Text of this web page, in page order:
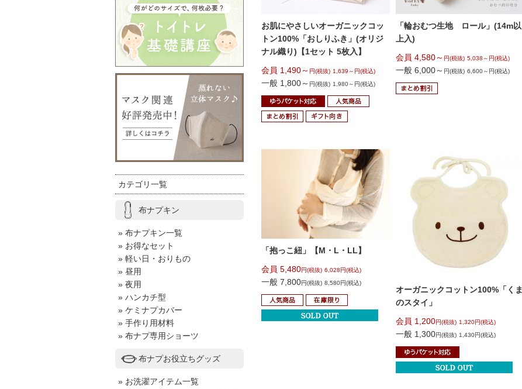
カテゴリ一覧
布ナプキン
» 布ナプキン一覧
» お得なセット
» 軽い日・おりもの
» 昼用
» 夜用
» ハンカチ型
» ケミナプカバー
» 手作り用材料
» 布ナプ専用ショーツ
布ナプお役立ちグッズ
» お洗濯アイテム一覧
お肌にやさしいオーガニックコッ
トン100% 「おしりふき」(オリジ
ナル織り) 【1セット 5枚入】
会員 1,490～ 円(税抜) 1,639～円(税込)
一般 1,800～ 円(税抜) 1,980～円(税込)
「輪おむつ生地 ロール」(14m以
上入)
会員 4,580～ 円(税抜) 5,038～円(税込)
一般 6,000～ 円(税抜) 6,600～円(税込)
「抱っこ紐」
【M・L・LL】
会員 5,480円(税抜) 6,028円(税込)
一般 7,800円(税抜) 8,580円(税込)
オーガニックコットン100%「くま
のスタイ」
会員 1,200円(税抜) 1,320円(税込)
一般 1,300円(税抜) 1,430円(税込)